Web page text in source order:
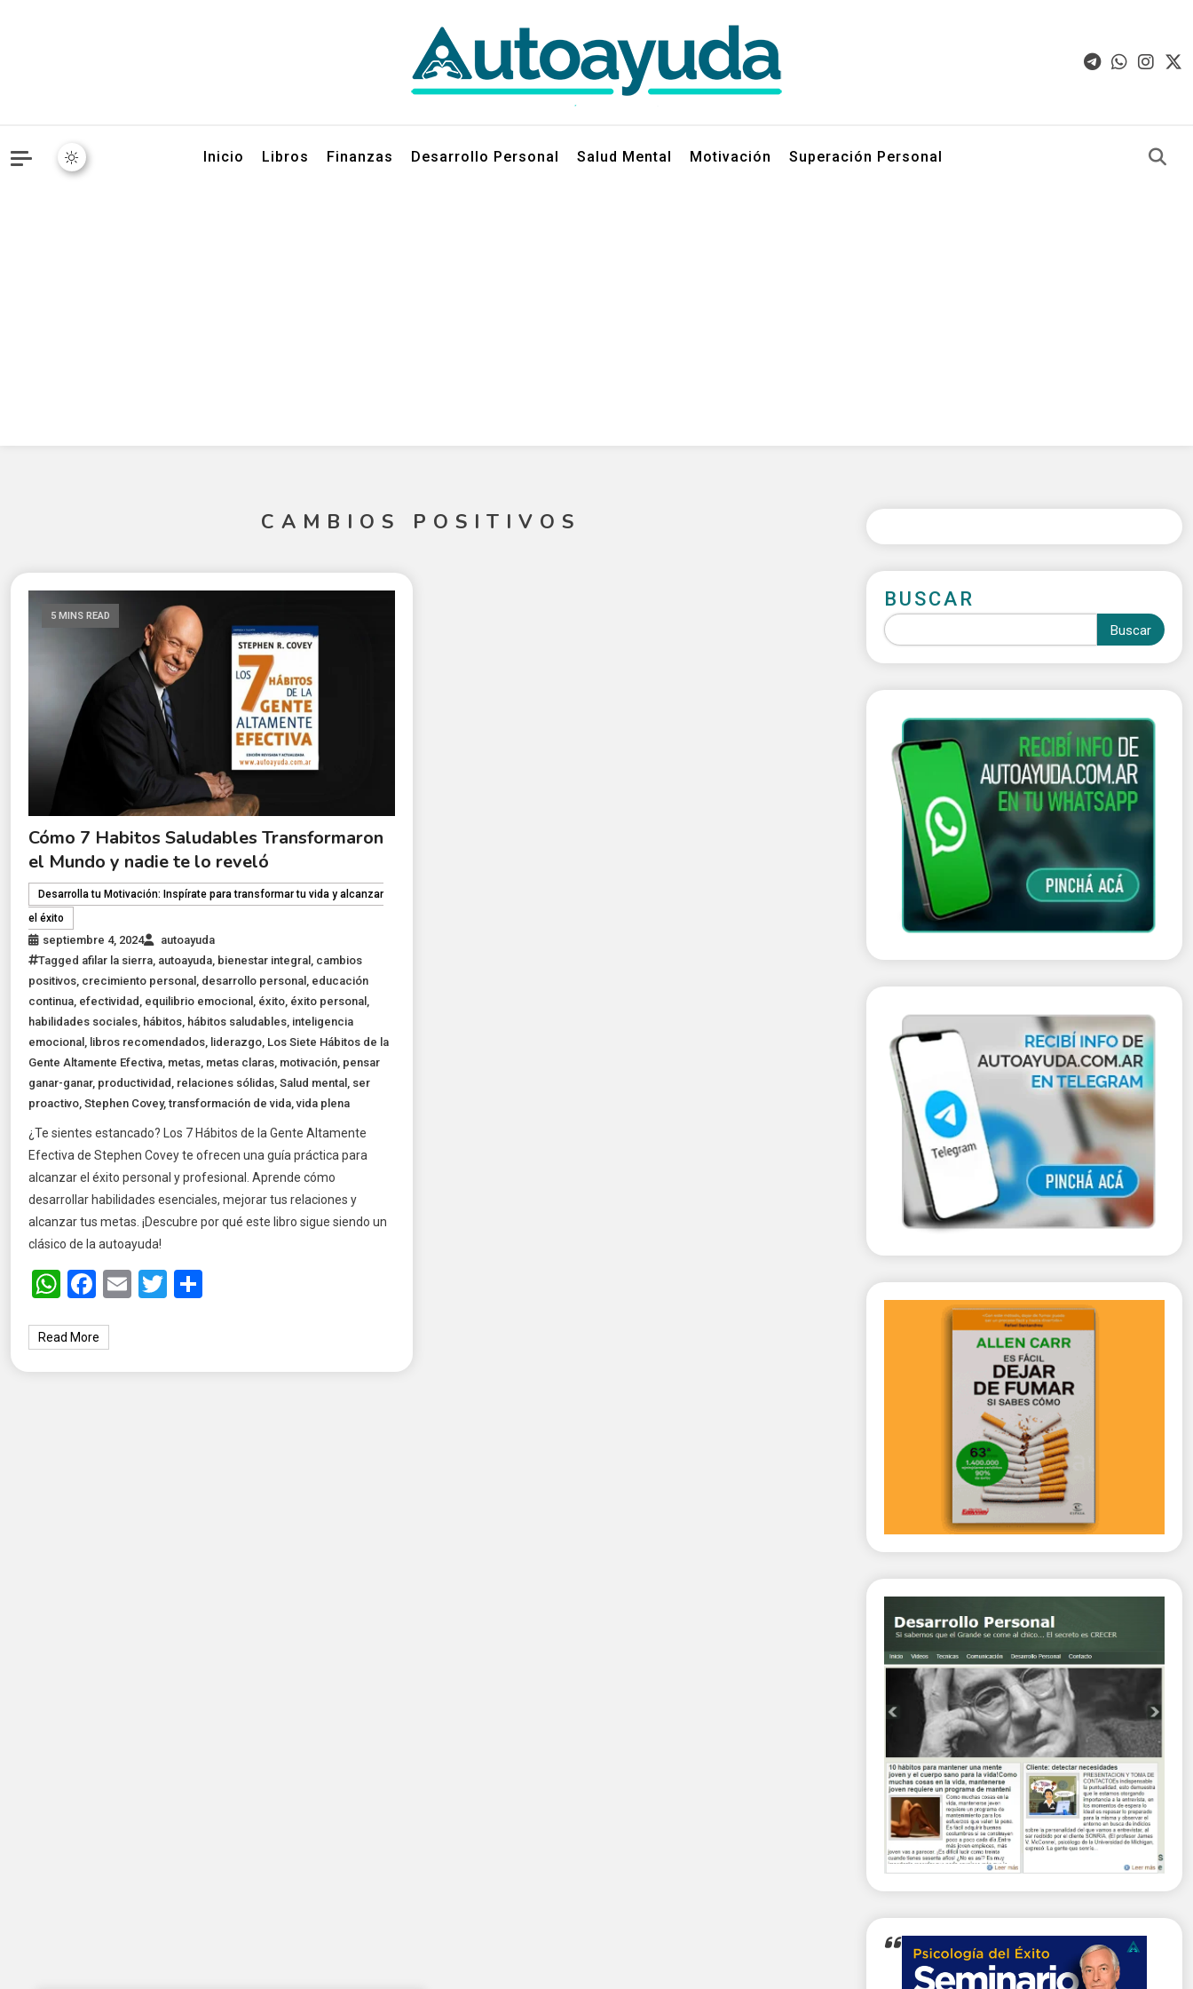
Inicio Libros Finanzas Desarrollo Personal Salud Mental Motivación Superación Personal
CAMBIOS POSITIVOS
5 MINS READ
Cómo 7 Habitos Saludables Transformaron
el Mundo y nadie te lo reveló
Desarrolla tu Motivación: Inspírate para transformar tu vida y alcanzar
el éxito
septiembre 4, 2024
autoayuda
Tagged afilar la sierra autoayuda bienestar integral
cambios
positivos crecimiento personal desarrollo personal
educación
continua efectividad equilibrio emocional éxito éxito personal
habilidades sociales hábitos hábitos saludables inteligencia
emocional
libros recomendados liderazgo Los Siete Hábitos de la
Gente Altamente Efectiva metas metas claras motivación pensar
ganar-ganar, productividad relaciones sólidas ,Salud mental
ser
proactivo ,Stephen Covey,transformación de vida ,vida plena
¿Te sientes estancado? Los 7 Hábitos de la Gente Altamente
Efectiva de Stephen Covey te ofrecen una guía práctica para
alcanzar el éxito personal y profesional. Aprende cómo
desarrollar habilidades esenciales, mejorar tus relaciones y
alcanzar tus metas. ¡Descubre por qué este libro sigue siendo un
clásico de la autoayuda!
WhatsApp
Facebook
EmailTwitter
Read More
BUSCAR
Buscar